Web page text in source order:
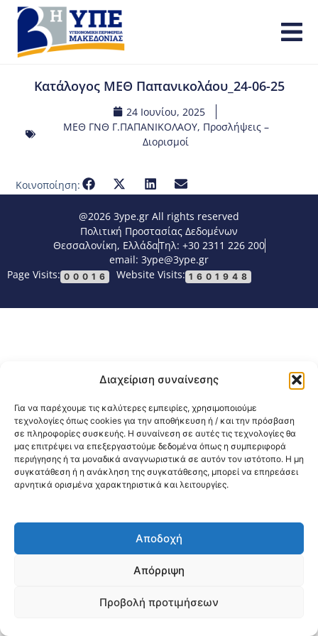
Διαχείριση συναίνεσης
Για να παρέχουμε τις καλύτερες εμπειρίες, χρησιμοποιούμε
τεχνολογίες όπως cookies για την αποθήκευση ή / και την πρόσβαση
σε πληροφορίες συσκευής. Η συναίνεση σε αυτές τις τεχνολογίες θα
μας επιτρέψει να επεξεργαστούμε δεδομένα όπως η συμπεριφορά
περιήγησης ή τα μοναδικά αναγνωριστικά σε αυτόν τον ιστότοπο. Η μη
συγκατάθεση ή η ανάκληση της συγκατάθεσης, μπορεί να επηρεάσει
αρνητικά ορισμένα χαρακτηριστικά και λειτουργίες.
Αποδοχή
Απόρριψη
Προβολή προτιμήσεων
Κατάλογος ΜΕΘ Παπανικολάου_24-06-25
24 Ιουνίου, 2025
ΜΕΘ ΓΝΘ Γ.ΠΑΠΑΝΙΚΟΛΑΟΥ, Προσλήψεις –
Διορισμοί
Κοινοποίηση:
@2026 3ype.gr All rights reserved
Πολιτική Προστασίας Δεδομένων
Θεσσαλονίκη, ΕλλάδαΤηλ: +30 2311 226 200
email: 3ype@3ype.gr
Page Visits: 00016 Website Visits: 1601948